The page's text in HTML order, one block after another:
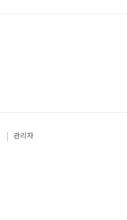
관리자